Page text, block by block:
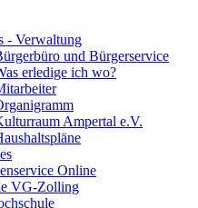
- Verwaltung
und Bürgerservice
erledige ich wo?
Ampertal e.V.
Online
VG-Zolling